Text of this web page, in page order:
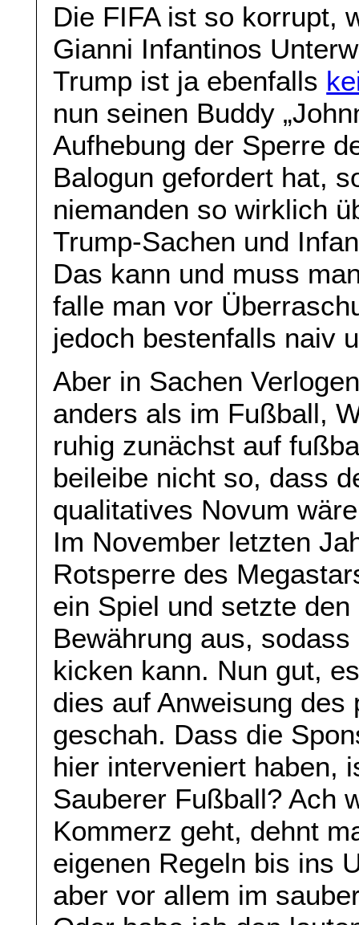
Die FIFA ist so korrupt,
Gianni Infantinos
Trump ist ja ebenfalls
nun seinen Buddy
Aufhebung der Sperre
Balogun gefordert hat,
niemanden so wirklich
Trump-Sachen und
Das kann und muss
falle man vor
jedoch bestenfalls naiv
Aber in Sachen
anders als im Fußball,
ruhig zunächst auf
beileibe nicht so, dass
qualitatives Novum
Im November letzten
Rotsperre des
ein Spiel und setzte
Bewährung aus,
kicken kann. Nun gut,
dies auf Anweisung
geschah. Dass die
hier interveniert haben,
Sauberer Fußball? Ach
Kommerz geht, dehnt
eigenen Regeln bis ins
aber vor allem im